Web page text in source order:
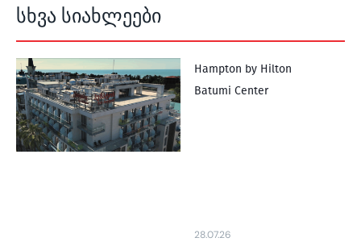
სხვა სიახლეები
Hampton by Hilton
Batumi Center
28.07.26